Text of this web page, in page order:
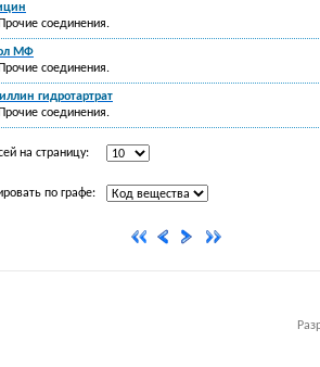
соединения.
МФ
соединения.
гидротартрат
соединения.
на страницу:
по графе: